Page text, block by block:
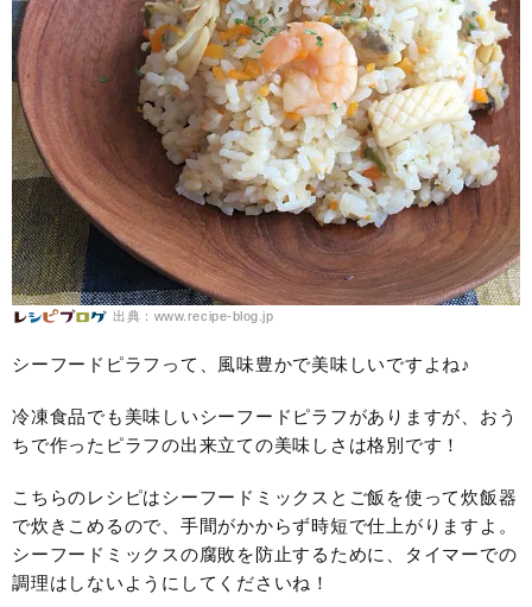
出典：www.recipe-blog.jp
シーフードピラフって、風味豊かで美味しいですよね♪
冷凍食品でも美味しいシーフードピラフがありますが、おう
ちで作ったピラフの出来立ての美味しさは格別です！
こちらのレシピはシーフードミックスとご飯を使って炊飯器
で炊きこめるので、手間がかからず時短で仕上がりますよ。
シーフードミックスの腐敗を防止するために、タイマーでの
調理はしないようにしてくださいね！